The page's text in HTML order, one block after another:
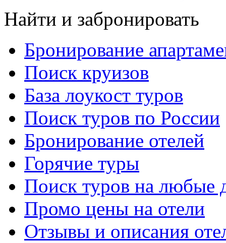
Найти и забронировать
Бронирование
Поиск круизов
База лоукост туров
Поиск туров по России
Бронирование отелей
Горячие туры
Поиск туров на любые
Промо цены на отели
Отзывы и описания